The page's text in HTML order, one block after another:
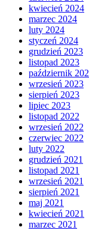
kwiecień 2024
marzec 2024
luty 2024
styczeń 2024
grudzień 2023
listopad 2023
październik
wrzesień 2023
sierpień 2023
lipiec 2023
listopad 2022
wrzesień 2022
czerwiec 2022
luty 2022
grudzień 2021
listopad 2021
wrzesień 2021
sierpień 2021
maj 2021
kwiecień 2021
marzec 2021